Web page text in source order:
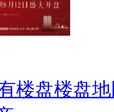
楼盘楼盘